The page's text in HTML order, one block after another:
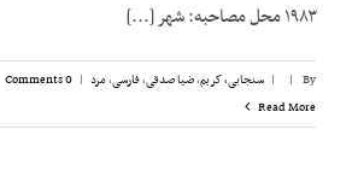
۱۹۸۳ محل مصاحبه: شهر [...]
By
|
| سنجابی، کریم,ضیا صدقی,فارسی,مرد |
0 Comments
Read More